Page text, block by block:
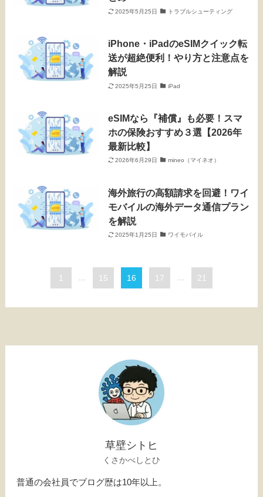
2025年5月25日 トラブルシューティング
iPhone・iPadのeSIMクイック転
送が超絶便利！やり方と注意点を
解説
2025年5月25日 iPad
eSIMなら『補償』も必要！スマ
ホの保険おすすめ３選【2026年
最新比較】
2026年6月29日 mineo（マイネオ）
海外旅行の高額請求を回避！ワイ
モバイルの海外データ通信プラン
を解説
2025年1月25日 ワイモバイル
1 ... 15 16 17 ... 21
草壁シトヒ
くさかべしとひ
普通の会社員でブログ歴は10年以上。